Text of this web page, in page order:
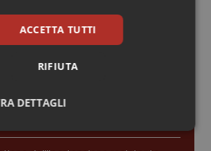
Chirurgia
Oncologia
Pediatria
urogenitali
e review da QS Pro
GDPR e Risk management
ACCETTA TUTTI
RIFIUTA
DETTAGLI
Statistici Marketing